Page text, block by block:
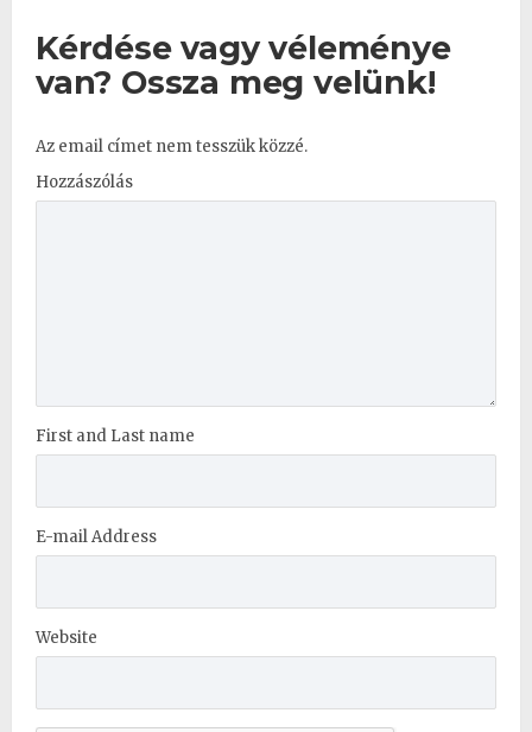
Kérdése vagy véleménye
van? Ossza meg velünk!
Az email címet nem tesszük közzé.
Hozzászólás
First and Last name
E-mail Address
Website